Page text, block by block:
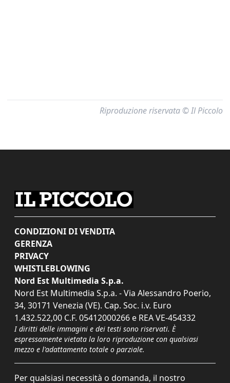
Riproduzione riservata © Il Piccolo
CONDIZIONI DI VENDITA
GERENZA
PRIVACY
WHISTLEBLOWING
Nord Est Multimedia S.p.a.
Nord Est Multimedia S.p.a. - Via Alessandro Poerio,
34, 30171 Venezia (VE). Cap. Soc. i.v. Euro
1.432.522,00 C.F. 05412000266 e REA VE-454332
I diritti delle immagini e dei testi sono riservati. È
espressamente vietata la loro riproduzione con qualsiasi
mezzo e l'adattamento totale o parziale.
Per qualsiasi necessità o domanda, il nostro